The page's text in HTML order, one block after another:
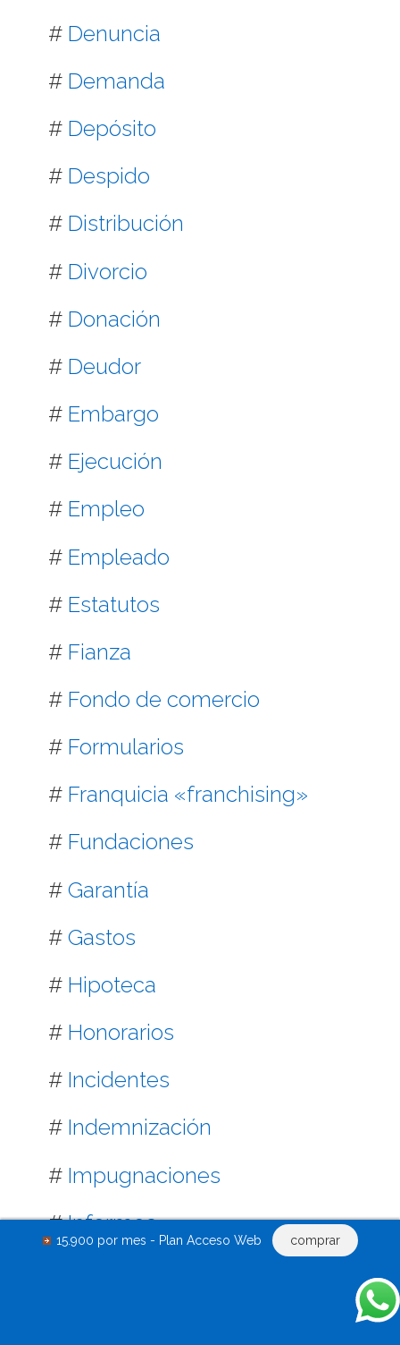
15.900 por mes - Plan Acceso Web comprar
# Denuncia
# Demanda
# Depósito
# Despido
# Distribución
# Divorcio
# Donación
# Deudor
# Embargo
# Ejecución
# Empleo
# Empleado
# Estatutos
# Fianza
# Fondo de comercio
# Formularios
# Franquicia «franchising»
# Fundaciones
# Garantía
# Gastos
# Hipoteca
# Honorarios
# Incidentes
# Indemnización
# Impugnaciones
#Informes